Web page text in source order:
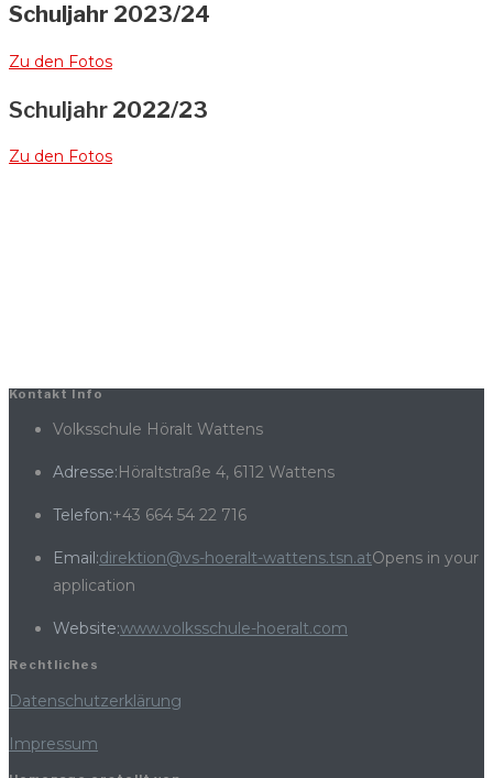
Schuljahr 2023/24
Zu den Fotos
Schuljahr 2022/23
Zu den Fotos
Kontakt Info
Volksschule Höralt Wattens
Adresse: Höraltstraße 4, 6112 Wattens
Telefon:+43 664 54 22 716
Email:direktion@vs-hoeralt-wattens.tsn.atOpens in your
application
Website:www.volksschule-hoeralt.com
Rechtliches
Datenschutzerklärung
Impressum